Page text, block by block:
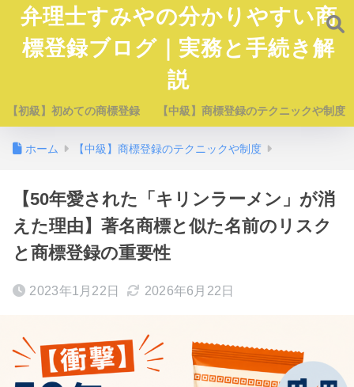
弁理士すみやの分かりやすい商
標登録ブログ｜実務と手続き解
説
【初級】初めての商標登録 【中級】商標登録のテクニックや制度
ホーム 【中級】商標登録のテクニックや制度
【50年愛された「キリンラーメン」が消
えた理由】著名商標と似た名前のリスク
と商標登録の重要性
2023年1月22日 2026年6月22日